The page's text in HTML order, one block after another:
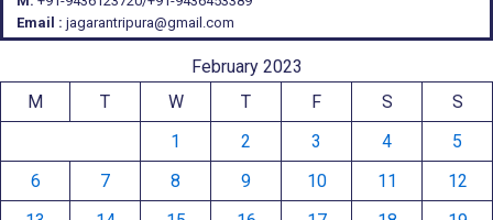
Email : jagarantripura@gmail.com
February 2023
M
T W T F S
S
1
2 3 4
5
6
7 8 9 10 11
12